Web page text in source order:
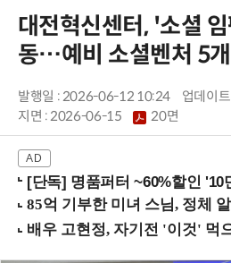
대전혁신센터, '소셜
동…예비 소셜벤처 5
발행일 : 2026-06-12 10:24
업데이
지면 :2026-06-15 20면
[단독] 명품퍼터 ~60%할인 '10만